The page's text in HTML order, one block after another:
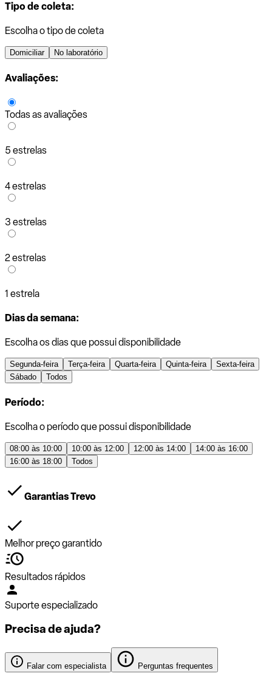
Tipo de coleta:
Escolha o tipo de coleta
Domiciliar No laboratório
Avaliações:
Todas as avaliações
5 estrelas
4 estrelas
3 estrelas
2 estrelas
1 estrela
Dias da semana:
Escolha os dias que possui disponibilidade
Segunda-feira Terça-feira Quarta-feira Quinta-feira
Sexta-feira
Sábado
Todos
Período:
Escolha o período que possui disponibilidade
08:00 às 10:00 10:00 às 12:00 12:00 às 14:00
14:00 às 16:00
16:00 às 18:00
Todos
Garantias Trevo
Melhor preço garantido
Resultados rápidos
Suporte especializado
Precisa de ajuda?
Falar com especialista Perguntas frequentes